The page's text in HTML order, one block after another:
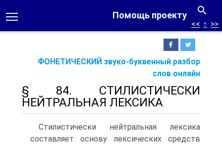
Помощь проекту
ФОНЕТИЧЕСКИЙ звуко-буквенный разбор
слов онлайн
<< ↑ >>
§ 84. СТИЛИСТИЧЕСКИ
НЕЙТРАЛЬНАЯ ЛЕКСИКА
Стилистически нейтральная лексика
составляет основу лексических средств